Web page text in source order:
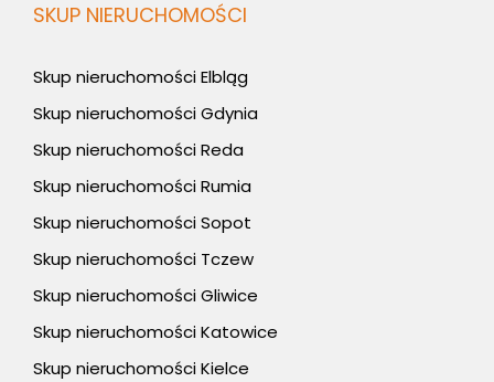
SKUP NIERUCHOMOŚCI
Skup nieruchomości Elbląg
Skup nieruchomości Gdynia
Skup nieruchomości Reda
Skup nieruchomości Rumia
Skup nieruchomości Sopot
Skup nieruchomości Tczew
Skup nieruchomości Gliwice
Skup nieruchomości Katowice
Skup nieruchomości Kielce